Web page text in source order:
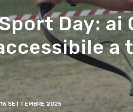
Day:
a
SETTEMBRE 2025